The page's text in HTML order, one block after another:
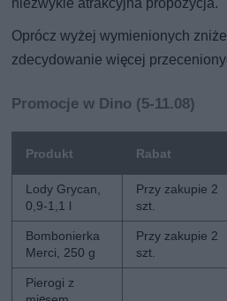
Oprócz wyżej wymienionych
zdecydowanie więcej
Promocje w Dino (5-11.08)
Produkt Rabat
Lody Grycan,
0,9-1,1 l
Przy zakupie 2
szt.
Bombonierka
Merci, 250 g
Przy zakupie 2
szt.
Pierogi z